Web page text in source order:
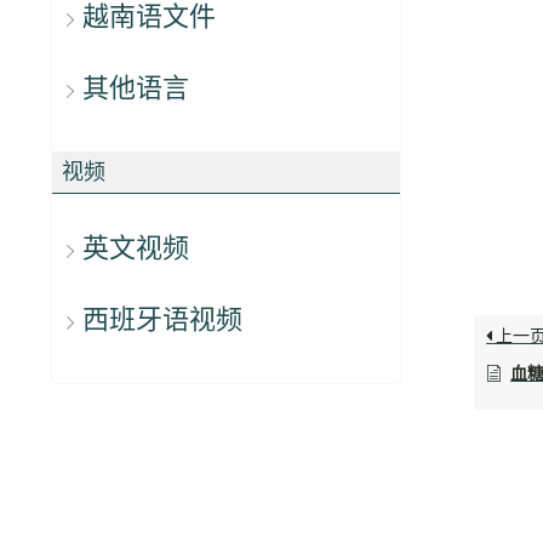
越南语文件
其他语言
视频
英文视频
西班牙语视频
上一
血